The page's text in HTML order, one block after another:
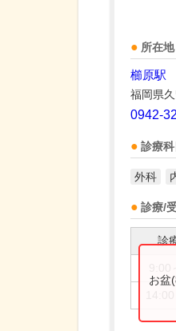
所在
櫛原駅
福岡県
0942-
診療科
外科
診療/
診
お盆